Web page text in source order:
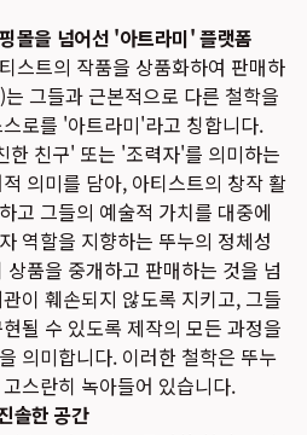
몰을 넘어선 '아트라미' 플랫폼
스트의 작품을 상품화하여 판매하
그들과 근본적으로 다른 철학을
로를 '아트라미'라고 칭합니다.
친구' 또는 '조력자'를 의미하는
의미를 담아, 아티스트의 창작 활
고 그들의 예술적 가치를 대중에
역할을 지향하는 뚜누의 정체성
품을 중개하고 판매하는 것을 넘
이 훼손되지 않도록 지키고, 그들
될 수 있도록 제작의 모든 과정을
의미합니다. 이러한 철학은 뚜누
스란히 녹아들어 있습니다.
솔한 공간